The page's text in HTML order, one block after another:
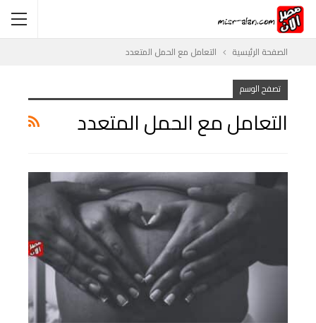
الصفحة الرئيسية التعامل مع الحمل المتعدد
تصفح الوسم
التعامل مع الحمل المتعدد